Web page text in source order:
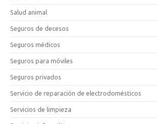
Salud animal
Seguros de decesos
Seguros médicos
Seguros para móviles
Seguros privados
Servicio de reparación de electrodomésticos
Servicios de limpieza